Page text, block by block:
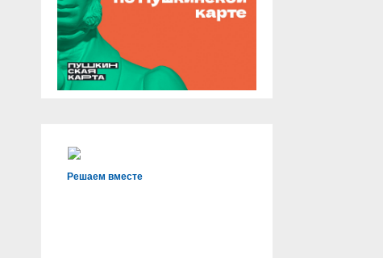
Решаем вместе